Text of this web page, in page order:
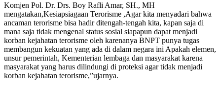
Komjen Pol. Dr. Drs. Boy Rafli Amar, SH., MH
mengatakan,Kesiapsiagaan Terorisme ,Agar kita menyadari bahwa
ancaman terorisme bisa hadir ditengah-tengah kita, kapan saja di
mana saja tidak mengenal status sosial siapapun dapat menjadi
korban kejahatan terorisme oleh karenanya BNPT punya tugas
membangun kekuatan yang ada di dalam negara ini Apakah elemen,
unsur pemerintah, Kementerian lembaga dan masyarakat karena
masyarakat yang harus dilindungi di proteksi agar tidak menjadi
korban kejahatan terorisme,”ujarnya.